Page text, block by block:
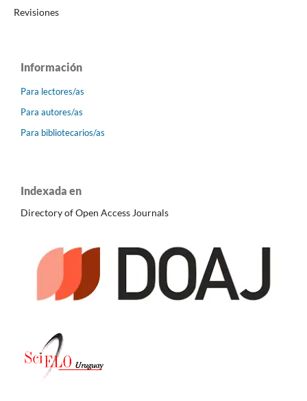
Revisiones
Información
Para lectores/as
Para autores/as
Para bibliotecarios/as
Indexada en
Directory of Open Access Journals